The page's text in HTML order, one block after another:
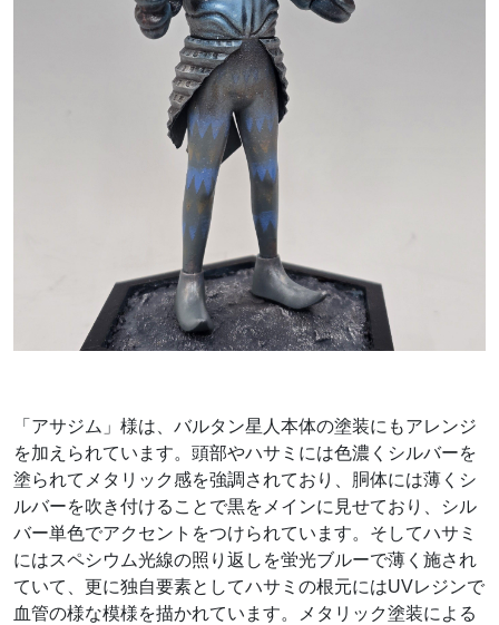
「アサジム」様は、バルタン星人本体の塗装にもアレンジ
を加えられています。頭部やハサミには色濃くシルバーを
塗られてメタリック感を強調されており、胴体には薄くシ
ルバーを吹き付けることで黒をメインに見せており、シル
バー単色でアクセントをつけられています。そしてハサミ
にはスペシウム光線の照り返しを蛍光ブルーで薄く施され
ていて、更に独自要素としてハサミの根元にはUVレジンで
血管の様な模様を描かれています。メタリック塗装による